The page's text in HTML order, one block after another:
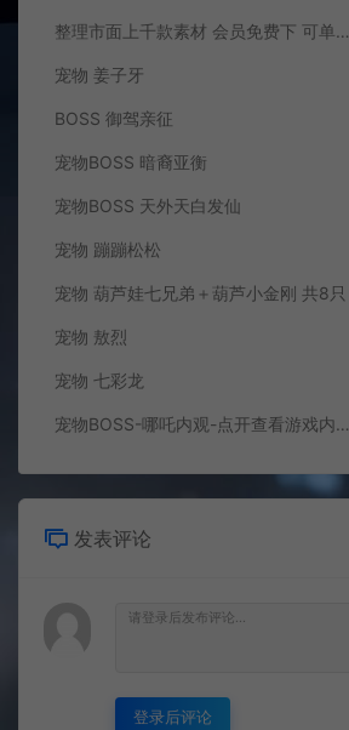
整理市面上千款素材 会员免费下 可单独买-5个多G
宠物 姜子牙
BOSS 御驾亲征
宠物BOSS 暗裔亚衡
宠物BOSS 天外天白发仙
宠物 蹦蹦松松
宠物 葫芦娃七兄弟＋葫芦小金刚 共8只
宠物 敖烈
宠物 七彩龙
宠物BOSS-哪吒内观-点开查看游戏内效果
发表评论
登录后评论